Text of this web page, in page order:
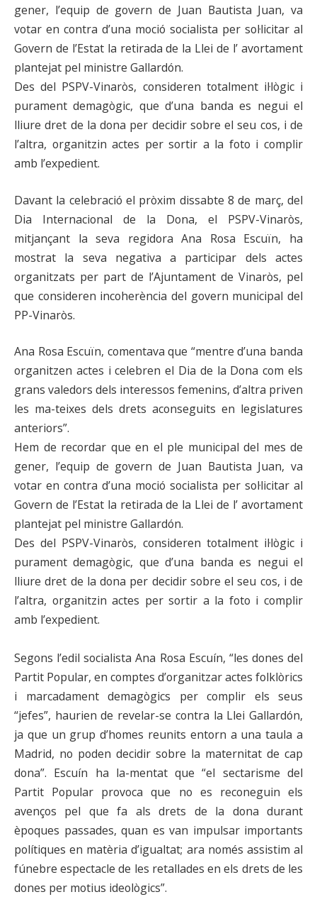
gener, l’equip de govern de Juan Bautista Juan, va
votar en contra d’una moció socialista per sol·licitar al
Govern de l’Estat la retirada de la Llei de l’ avortament
plantejat pel ministre Gallardón.
Des del PSPV-Vinaròs, consideren totalment il·lògic i
purament demagògic, que d’una banda es negui el
lliure dret de la dona per decidir sobre el seu cos, i de
l’altra, organitzin actes per sortir a la foto i complir
amb l’expedient.
Davant la celebració el pròxim dissabte 8 de març, del
Dia Internacional de la Dona, el PSPV-Vinaròs,
mitjançant la seva regidora Ana Rosa Escuïn, ha
mostrat la seva negativa a participar dels actes
organitzats per part de l’Ajuntament de Vinaròs, pel
que consideren incoherència del govern municipal del
PP-Vinaròs.
Ana Rosa Escuïn, comentava que “mentre d’una banda
organitzen actes i celebren el Dia de la Dona com els
grans valedors dels interessos femenins, d’altra priven
les ma-teixes dels drets aconseguits en legislatures
anteriors”.
Hem de recordar que en el ple municipal del mes de
gener, l’equip de govern de Juan Bautista Juan, va
votar en contra d’una moció socialista per sol·licitar al
Govern de l’Estat la retirada de la Llei de l’ avortament
plantejat pel ministre Gallardón.
Des del PSPV-Vinaròs, consideren totalment il·lògic i
purament demagògic, que d’una banda es negui el
lliure dret de la dona per decidir sobre el seu cos, i de
l’altra, organitzin actes per sortir a la foto i complir
amb l’expedient.
Segons l’edil socialista Ana Rosa Escuín, “les dones del
Partit Popular, en comptes d’organitzar actes folklòrics
i marcadament demagògics per complir els seus
“jefes”, haurien de revelar-se contra la Llei Gallardón,
ja que un grup d’homes reunits entorn a una taula a
Madrid, no poden decidir sobre la maternitat de cap
dona”. Escuín ha la-mentat que “el sectarisme del
Partit Popular provoca que no es reconeguin els
avenços pel que fa als drets de la dona durant
èpoques passades, quan es van impulsar importants
polítiques en matèria d’igualtat; ara només assistim al
fúnebre espectacle de les retallades en els drets de les
dones per motius ideològics”.